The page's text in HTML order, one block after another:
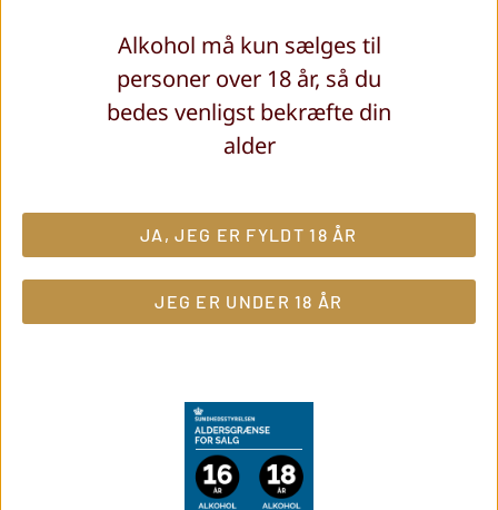
Videregivelse af
personoplysninger
Vi videregiver ikke dine personoplysninger til
Profilering og
automatiserede afgørelser
Tredjelandeoverførsler
Vi benytter som udgangspunkt databehandlere i
Alkohol må kun sælges til
personer over 18 år, så du
bedes venligst bekræfte din
alder
JA, JEG ER FYLDT 18 ÅR
JEG ER UNDER 18 ÅR